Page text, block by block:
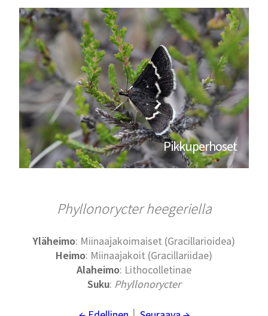
Pikkuperhoset
Phyllonorycter heegeriella
Yläheimo: Miinaajakoimaiset (Gracillarioidea)
Heimo: Miinaajakoit (Gracillariidae)
Alaheimo: Lithocolletinae
Suku: Phyllonorycter